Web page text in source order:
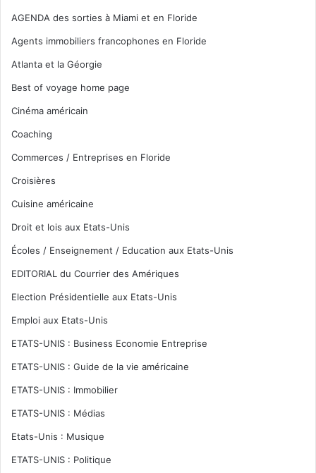
AGENDA des sorties à Miami et en Floride
Agents immobiliers francophones en Floride
Atlanta et la Géorgie
Best of voyage home page
Cinéma américain
Coaching
Commerces / Entreprises en Floride
Croisières
Cuisine américaine
Droit et lois aux Etats-Unis
Écoles / Enseignement / Education aux Etats-Unis
EDITORIAL du Courrier des Amériques
Election Présidentielle aux Etats-Unis
Emploi aux Etats-Unis
ETATS-UNIS : Business Economie Entreprise
ETATS-UNIS : Guide de la vie américaine
ETATS-UNIS : Immobilier
ETATS-UNIS : Médias
Etats-Unis : Musique
ETATS-UNIS : Politique